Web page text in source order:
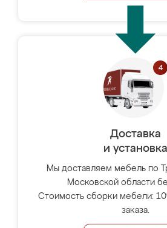
Доставка
и установка
Мы доставляем мебель по
Московской области
Стоимость сборки мебели:
заказа.